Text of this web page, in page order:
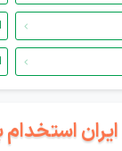
ایران